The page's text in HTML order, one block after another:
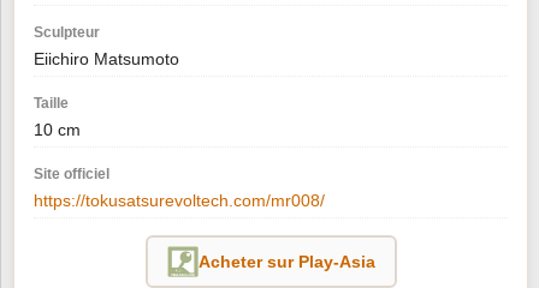
Sculpteur
Eiichiro Matsumoto
Taille
10 cm
Site officiel
https://tokusatsurevoltech.com/mr008/
Acheter sur Play-Asia